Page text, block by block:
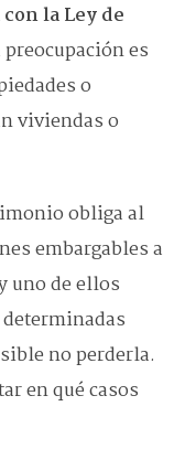
la Ley de
preocupación es
o
viviendas o
obliga al
embargables a
uno de ellos
no perderla.
en qué casos